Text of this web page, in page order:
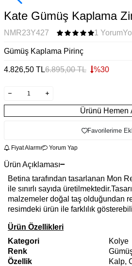
Kate Gümüş Kaplama
NMR23Y427 1 Yorum
Gümüş Kaplama Pirinç
4.826,50 TL6.895,00TL %30
Ürünü Hemen
Favorilerime
Fiyat Alarmı Yorum Yap
Ürün Açıklaması
Betina tarafından tasarlanan Mon
ile sınırlı sayıda
malzemeler doğal taş olduğundan
resimdeki ürün ile farklılık
Ürün Özellikleri
Kategori
Kolye
Renk
Özellik
Kalp,